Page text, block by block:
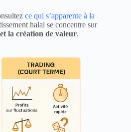
ce qui s’apparente à la
halal se concentre sur
la création de valeur.